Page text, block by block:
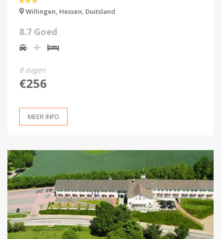
Willingen, Hessen, Duitsland
8.7 Goed
8 dagen
€256
MEER INFO